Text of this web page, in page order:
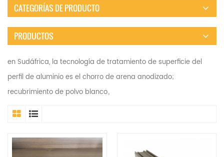
CATEGORÍAS DE PRODUCTO
PRODUCTOS
en Sudáfrica, la tecnología de tratamiento de superficie del
perfil de aluminio es el chorro de arena anodizado;
recubrimiento de polvo blanco。